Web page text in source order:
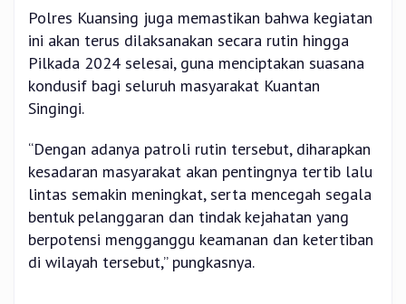
Polres Kuansing juga memastikan bahwa kegiatan
ini akan terus dilaksanakan secara rutin hingga
Pilkada 2024 selesai, guna menciptakan suasana
kondusif bagi seluruh masyarakat Kuantan
Singingi.
“Dengan adanya patroli rutin tersebut, diharapkan
kesadaran masyarakat akan pentingnya tertib lalu
lintas semakin meningkat, serta mencegah segala
bentuk pelanggaran dan tindak kejahatan yang
berpotensi mengganggu keamanan dan ketertiban
di wilayah tersebut,” pungkasnya.